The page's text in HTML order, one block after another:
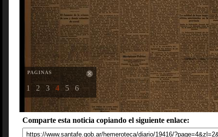
PAGINAS
1 2 3 4 5 6
Comparte esta noticia copiando el siguiente enlace: